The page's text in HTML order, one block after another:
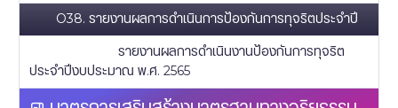
O38. รายงานผลการดำเนินการป้องกันการทุจริตประจำปี
รายงานผลการดำเนินงานป้องกันการทุจริต
ประจำปีงบประมาณ พ.ศ. 2565